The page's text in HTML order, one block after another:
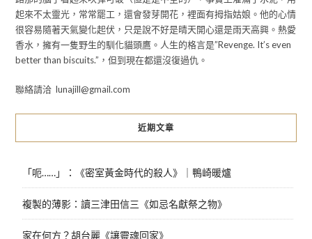
起來不太靈光，常常罷工，還會發芽開花，裡面有拇指姑娘。他的心情
很容易隨著天氣變化起伏，只是說不好是晴天開心還是雨天高興。熱愛
香水，擁有一隻野生的馴化貓頭鷹。人生的格言是”Revenge. It’s even
better than biscuits.”，但到現在都還沒復過仇。
聯絡請洽 lunajill@gmail.com
近期文章
「呃……」：《密室黃金時代的殺人》｜鴨崎暖爐
複製的薄影：讀三津田信三《如忌名獻祭之物》
家在何方？胡台麗《讓靈魂回家》